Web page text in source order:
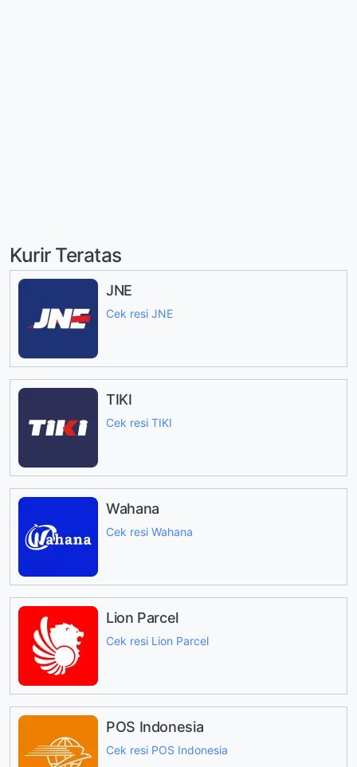
Kurir Teratas
JNE
Cek resi JNE
TIKI
Cek resi TIKI
Wahana
Cek resi Wahana
Lion Parcel
Cek resi Lion Parcel
POS Indonesia
Cek resi POS Indonesia